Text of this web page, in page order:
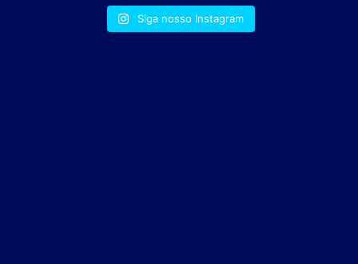
Siga nosso Instagram